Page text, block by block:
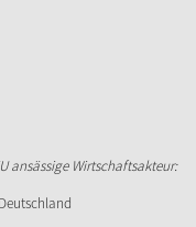
ansässige Wirtschaftsakteur: